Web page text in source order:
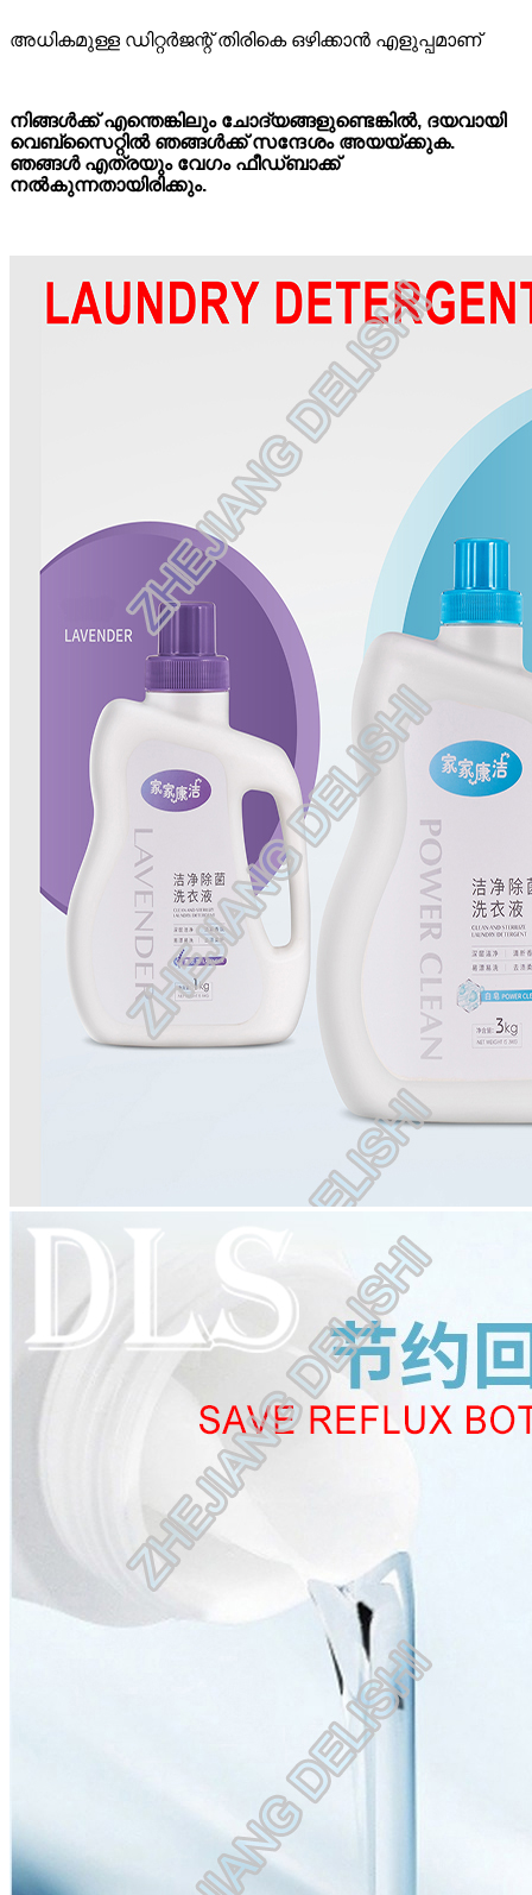
അധികമുള്ള ഡിറ്റർജന്റ് തിരികെ ഒഴിക്കാൻ എളുപ്പമാണ്
നിങ്ങൾക്ക് എന്തെങ്കിലും ചോദ്യങ്ങളുണ്ടെങ്കിൽ, ദയവായി
വെബ്സൈറ്റിൽ ഞങ്ങൾക്ക് സന്ദേശം അയയ്ക്കുക.
ഞങ്ങൾ എത്രയും വേഗം ഫീഡ്‌ബാക്ക്
നൽകുന്നതായിരിക്കും.